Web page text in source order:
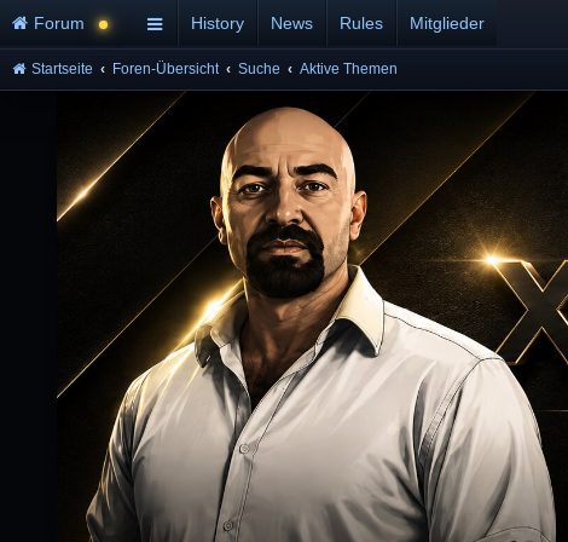
Forum History News Rules Mitglieder
Startseite Foren-Übersicht Suche Aktive Themen